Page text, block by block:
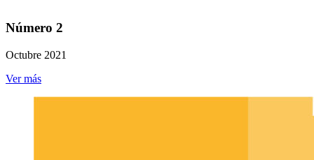
Número 2
Octubre 2021
Ver más